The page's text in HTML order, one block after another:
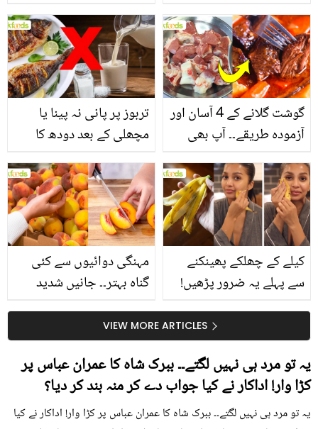
انگیز طبی فوائد
تربوز پر پانی نہ پینا یا
مچھلی کے بعد دودھ کا
سے متعلق غلط فہمیوں کی
حقیقت کیا ہے اور افواہ
کیا؟
گوشت گلانے کے 4 آسان اور
آزمودہ طریقے۔۔ آپ بھی
بتائے راز
مہنگی دوائیوں سے کئی
گناہ بہتر۔۔ جانیں شدید
کیوں کھانا چاہیے؟
کیلے کے چھلکے پھینکنے
سے پہلے یہ ضرور پڑھیں!
سستا اور قدرتی حلVIEW MORE ARTICLES
یہ تو مرد ہی نہیں لگتے۔۔ ببرک شاہ کا عمران عباس پر
کڑا وار! اداکار نے کیا جواب دے کر منہ بند کر دیا؟
یہ تو مرد ہی نہیں لگتے۔۔ ببرک شاہ کا عمران عباس پر کڑا وار! اداکار نے کیا